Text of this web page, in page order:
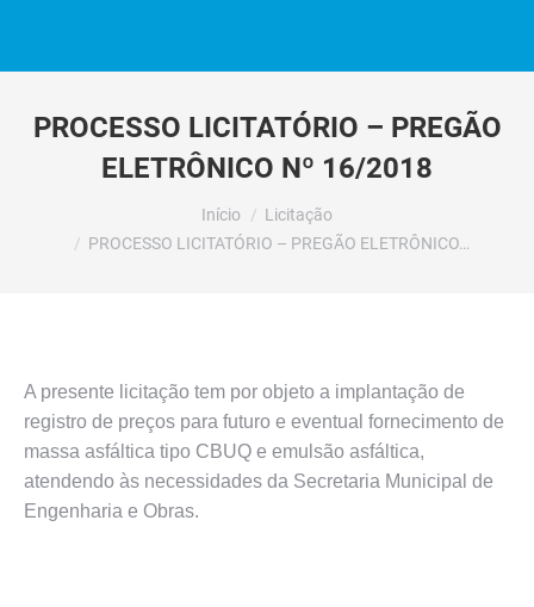
PROCESSO LICITATÓRIO – PREGÃO
ELETRÔNICO Nº 16/2018
Início
Licitação
PROCESSO LICITATÓRIO – PREGÃO ELETRÔNICO…
A presente licitação tem por objeto a implantação de
registro de preços para futuro e eventual fornecimento de
massa asfáltica tipo CBUQ e emulsão asfáltica,
atendendo às necessidades da Secretaria Municipal de
Engenharia e Obras.